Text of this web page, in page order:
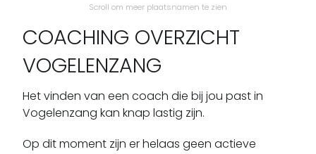
Beinsdorp
Bennebroek
Bentveld
Berkhout
Scroll om meer plaatsnamen te zien
COACHING OVERZICHT
VOGELENZANG
Het vinden van een coach die bij jou past in
Vogelenzang kan knap lastig zijn.
Op dit moment zijn er helaas geen actieve